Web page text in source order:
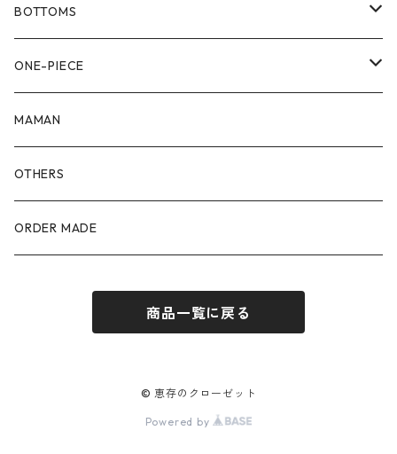
80size
90size
100size
110size
BOTTOMS
80size
90size
100size
110size
ONE-PIECE
80size
90size
100size
MAMAN
OTHERS
ORDER MADE
商品一覧に戻る
© 恵存のクローゼット
Powered by